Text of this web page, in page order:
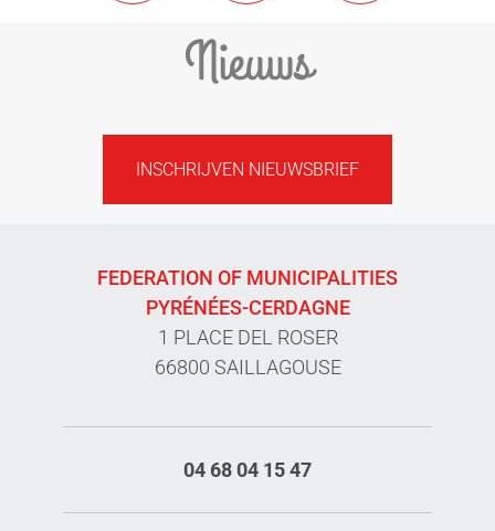
Nieuws
INSCHRIJVEN NIEUWSBRIEF
FEDERATION OF MUNICIPALITIES
PYRÉNÉES-CERDAGNE
1 PLACE DEL ROSER
66800 SAILLAGOUSE
04 68 04 15 47